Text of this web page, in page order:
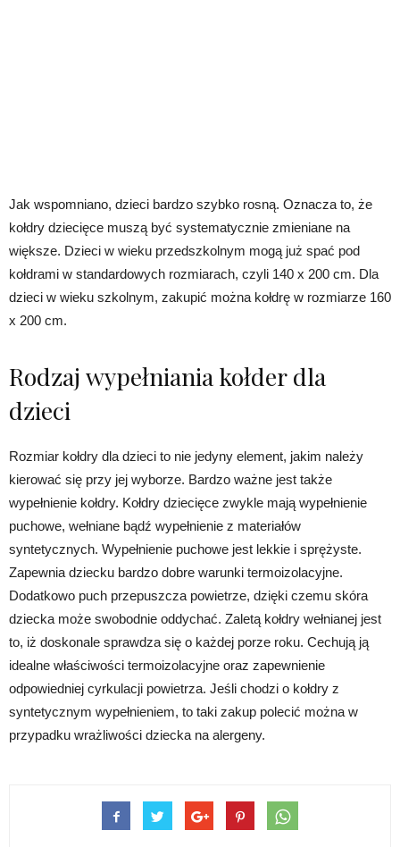
Jak wspomniano, dzieci bardzo szybko rosną. Oznacza to, że
kołdry dziecięce muszą być systematycznie zmieniane na
większe. Dzieci w wieku przedszkolnym mogą już spać pod
kołdrami w standardowych rozmiarach, czyli 140 x 200 cm. Dla
dzieci w wieku szkolnym, zakupić można kołdrę w rozmiarze 160
x 200 cm.
Rodzaj wypełniania kołder dla
dzieci
Rozmiar kołdry dla dzieci to nie jedyny element, jakim należy
kierować się przy jej wyborze. Bardzo ważne jest także
wypełnienie kołdry. Kołdry dziecięce zwykle mają wypełnienie
puchowe, wełniane bądź wypełnienie z materiałów
syntetycznych. Wypełnienie puchowe jest lekkie i sprężyste.
Zapewnia dziecku bardzo dobre warunki termoizolacyjne.
Dodatkowo puch przepuszcza powietrze, dzięki czemu skóra
dziecka może swobodnie oddychać. Zaletą kołdry wełnianej jest
to, iż doskonale sprawdza się o każdej porze roku. Cechują ją
idealne właściwości termoizolacyjne oraz zapewnienie
odpowiedniej cyrkulacji powietrza. Jeśli chodzi o kołdry z
syntetycznym wypełnieniem, to taki zakup polecić można w
przypadku wrażliwości dziecka na alergeny.